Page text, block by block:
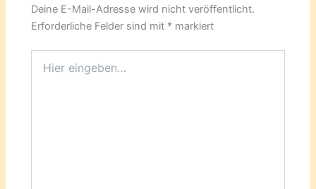
Deine E-Mail-Adresse wird nicht veröffentlicht.
Erforderliche Felder sind mit * markiert
eingeben…